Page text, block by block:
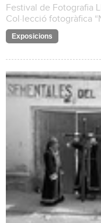
Festival de Fotografia
Col·lecció fotogràfica
Exposicions